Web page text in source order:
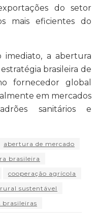
do setor
mais eficientes do
imediato, a abertura
brasileira de
fornecedor global
em mercados
sanitários e
abertura de mercado
brasileira
cooperação agrícola
sustentável
brasileiras